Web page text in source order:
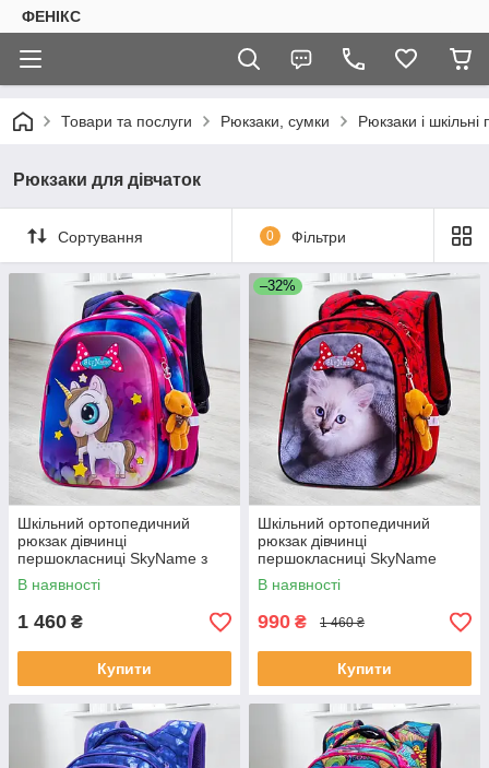
ФЕНІКС
Товари та послуги Рюкзаки, сумки Рюкзаки і шкільні
Рюкзаки для дівчаток
Сортування 0 Фільтри
Шкільний ортопедичний
рюкзак дівчинці
першокласниці SkyName з
єдинорогом/ Маленький
водонепроникний портфель
В наявності
1 460 ₴
Купити
–32%
Шкільний ортопедичний
рюкзак дівчинці
першокласниці SkyName
червоний з котиком/
Водонепроникний портфель
В наявності
990 ₴ 1 460 ₴
Купити